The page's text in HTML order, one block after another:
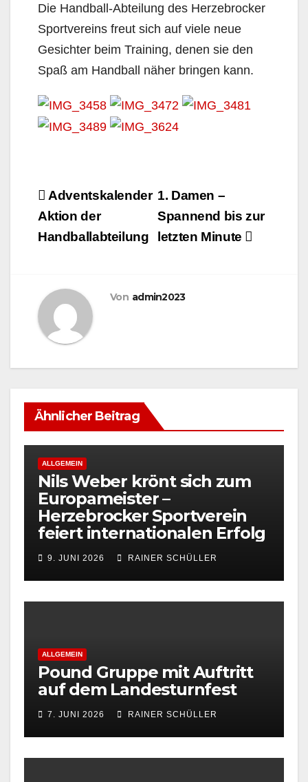
Die Handball-Abteilung des Herzebrocker
Sportvereins freut sich auf viele neue
Gesichter beim Training, denen sie den
Spaß am Handball näher bringen kann.
Beitragsnavigation
1. Damen –
Spannend bis zur
letzten Minute
Adventskalender
Aktion der
Handballabteilung
Von admin2023
Ähnlicher Beitrag
ALLGEMEIN
Nils Weber krönt sich zum
Europameister –
Herzebrocker Sportverein
feiert internationalen Erfolg
9. JUNI 2026 RAINER SCHÜLLER
ALLGEMEIN
Pound Gruppe mit Auftritt
auf dem Landesturnfest
7. JUNI 2026 RAINER SCHÜLLER